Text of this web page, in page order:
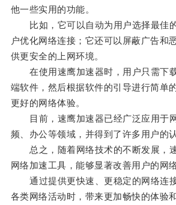
他一些实用的功能。
比如，它可以自动为用户选择最佳
户优化网络连接；它还可以屏蔽广告和
供更安全的上网环境。
在使用速鹰加速器时，用户只需下
端软件，然后根据软件的引导进行简单
更好的网络体验。
目前，速鹰加速器已经广泛应用于
频、办公等领域，并得到了许多用户的
总之，随着网络技术的不断发展，
网络加速工具，能够显著改善用户的网
通过提供更快速、更稳定的网络连
各类网络活动时，带来更加畅快的体验